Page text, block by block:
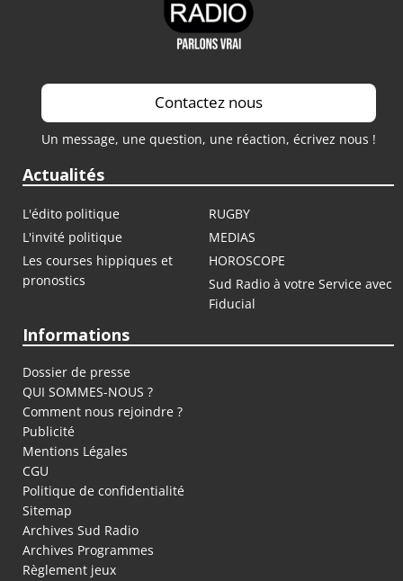
Contactez nous
Un message, une question, une réaction, écrivez nous !
Actualités
L'édito politique
RUGBY
L'invité politique
MEDIAS
Les courses hippiques et
pronostics
HOROSCOPE
Sud Radio à votre Service avec
Fiducial
Informations
Dossier de presse
QUI SOMMES-NOUS ?
Comment nous rejoindre ?
Publicité
Mentions Légales
CGU
Politique de confidentialité
Sitemap
Archives Sud Radio
Archives Programmes
Règlement jeux